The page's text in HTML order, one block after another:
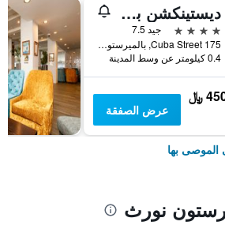
ديستينكشن بالمرستون نورث هوتل آند كونفرانس سنتر
4 نجوم
جيد 7.5
175 Cuba Street, بالميرستون نورث, نيوزيلندا
0.4 كيلومتر عن وسط المدينة
﷼
عرض الصفقة
الموصى بها
نورث